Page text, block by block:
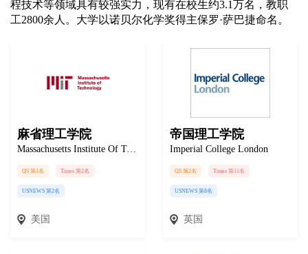
程技术等领域具有较强实力，现有在校生约3.1万名，教职
工2800余人。大学以诺贝尔化学奖得主保罗·萨巴捷命名。
麻省理工学院
Massachusetts Institute Of Technology
QS 第1名 Times 第2名
USNEWS 第2名
美国
帝国理工学院
Imperial College London
QS 第2名 Times 第11名
USNEWS 第8名
英国